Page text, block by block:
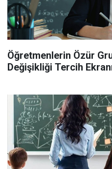
Öğretmenlerin Özür
Değişikliği Tercih